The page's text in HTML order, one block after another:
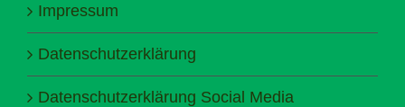
Impressum
Datenschutzerklärung
Datenschutzerklärung Social Media